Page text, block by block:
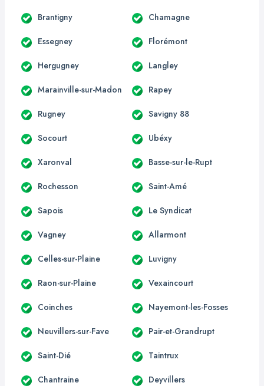
Brantigny Chamagne
Essegney Florémont
Hergugney Langley
Marainville-sur-Madon Rapey
Rugney Savigny 88
Socourt Ubéxy
Xaronval Basse-sur-le-Rupt
Rochesson Saint-Amé
Sapois Le Syndicat
Vagney Allarmont
Celles-sur-Plaine Luvigny
Raon-sur-Plaine Vexaincourt
Coinches Nayemont-les-Fosses
Neuvillers-sur-Fave Pair-et-Grandrupt
Saint-Dié Taintrux
Chantraine Deyvillers